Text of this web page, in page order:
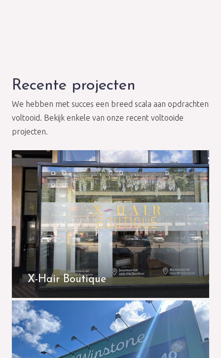
Recente projecten
We hebben met succes een breed scala aan opdrachten
voltooid. Bekijk enkele van onze recent voltooide
projecten.
X-Hair Boutique